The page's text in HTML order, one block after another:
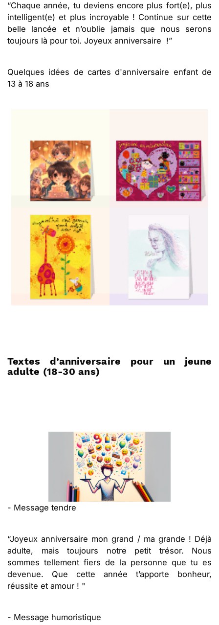
“Chaque année, tu deviens encore plus fort(e), plus
intelligent(e) et plus incroyable ! Continue sur cette
belle lancée et n’oublie jamais que nous serons
toujours là pour toi. Joyeux anniversaire !”
Quelques idées de cartes d'anniversaire enfant de
13 à 18 ans
Textes d’anniversaire pour un jeune
adulte (18-30 ans)
- Message tendre
“Joyeux anniversaire mon grand / ma grande ! Déjà
adulte, mais toujours notre petit trésor. Nous
sommes tellement fiers de la personne que tu es
devenue. Que cette année t’apporte bonheur,
réussite et amour ! "
- Message humoristique